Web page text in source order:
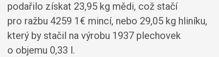
podařilo získat 23,95 kg mědi, což stačí
pro ražbu 4259 1€ mincí, nebo 29,05 kg hliníku,
který by stačil na výrobu 1937 plechovek
o objemu 0,33 l.